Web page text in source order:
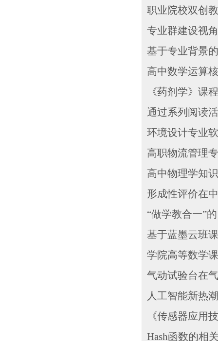
职业院校双创
专业群建设视
基于专业背景
高中数学运算
《药剂学》课
通过系列阅读
环境设计专业
高职物流管理
高中物理学知
形成性评价在
“做学教合一”
基于蓝墨云班
学院高等数学
气动试验台在
人工智能新热
《传感器应用
Hash函数的相